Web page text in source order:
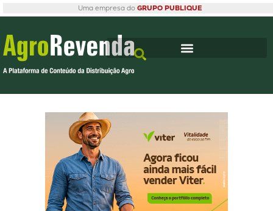
Uma empresa do GRUPO PUBLIQUE